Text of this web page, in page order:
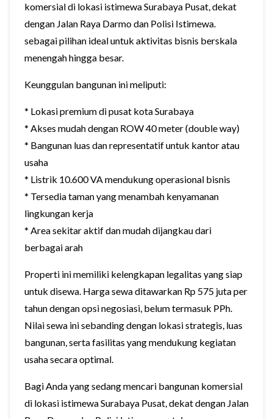
komersial di lokasi istimewa Surabaya Pusat, dekat
dengan Jalan Raya Darmo dan Polisi Istimewa.
sebagai pilihan ideal untuk aktivitas bisnis berskala
menengah hingga besar.
Keunggulan bangunan ini meliputi:
* Lokasi premium di pusat kota Surabaya
* Akses mudah dengan ROW 40 meter (double way)
* Bangunan luas dan representatif untuk kantor atau
usaha
* Listrik 10.600 VA mendukung operasional bisnis
* Tersedia taman yang menambah kenyamanan
lingkungan kerja
* Area sekitar aktif dan mudah dijangkau dari
berbagai arah
Properti ini memiliki kelengkapan legalitas yang siap
untuk disewa. Harga sewa ditawarkan Rp 575 juta per
tahun dengan opsi negosiasi, belum termasuk PPh.
Nilai sewa ini sebanding dengan lokasi strategis, luas
bangunan, serta fasilitas yang mendukung kegiatan
usaha secara optimal.
Bagi Anda yang sedang mencari bangunan komersial
di lokasi istimewa Surabaya Pusat, dekat dengan Jalan